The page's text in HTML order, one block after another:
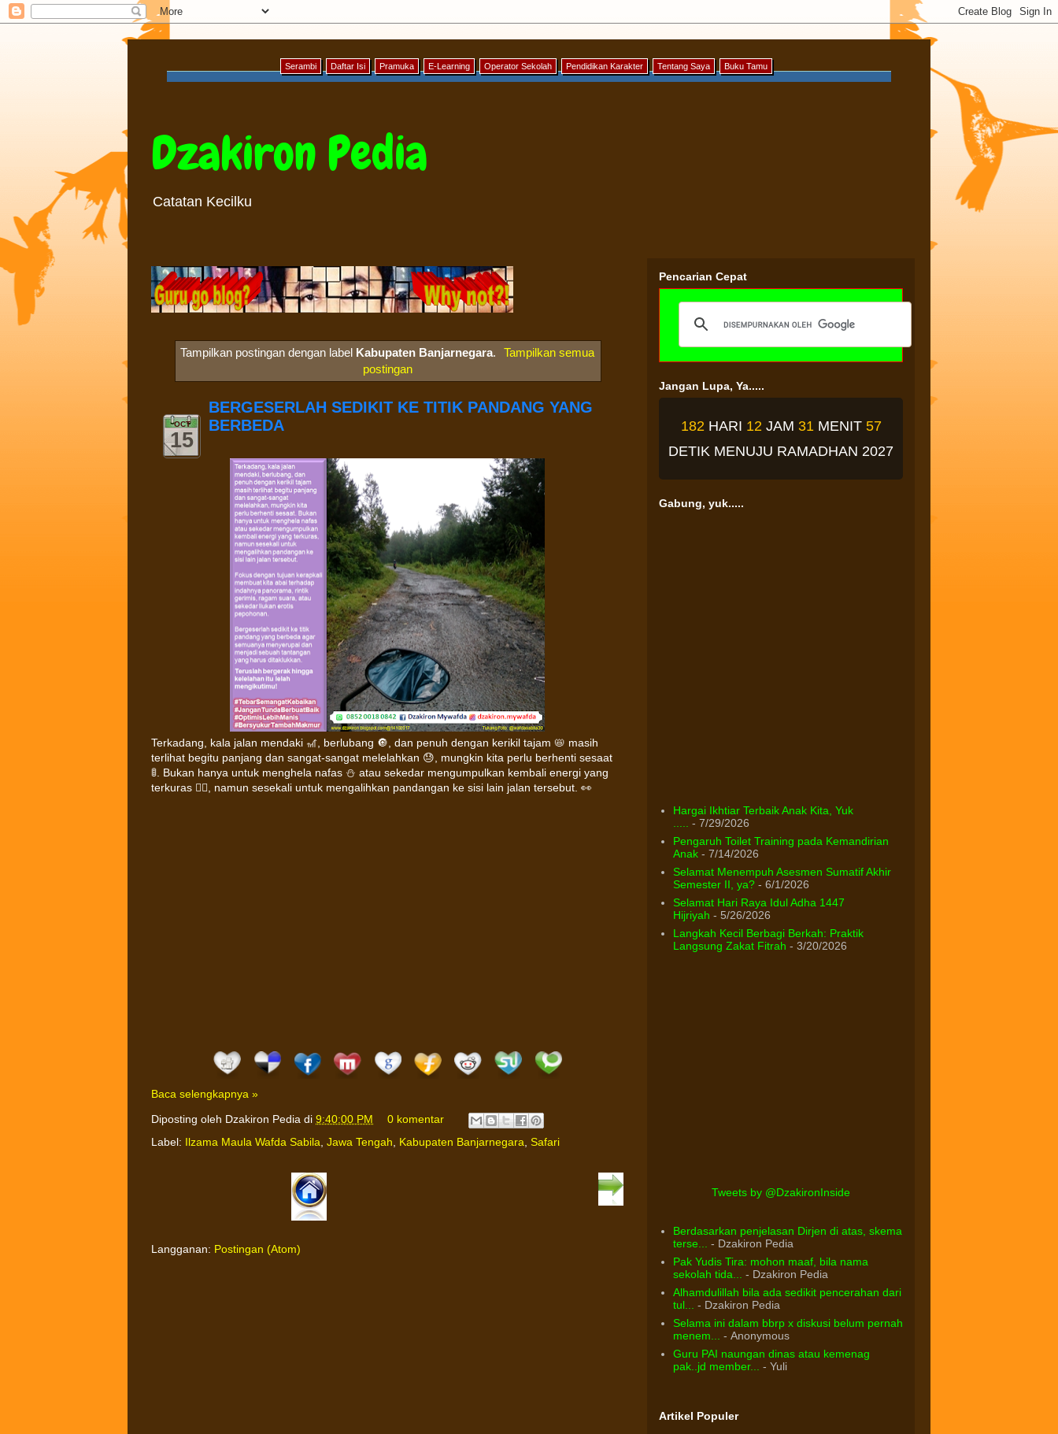
Serambi Daftar Isi Pramuka E-Learning Operator Sekolah Pendidikan Karakter Tentang Saya Buku Tamu
Dzakiron Pedia
Catatan Kecilku
Tampilkan postingan dengan label Kabupaten Banjarnegara.
Tampilkan semua
postingan
OCT
15
BERGESERLAH SEDIKIT KE TITIK PANDANG YANG
BERBEDA
Terkadang, kala jalan mendaki 🎢, berlubang 🔘, dan penuh dengan kerikil tajam 📛 masih
terlihat begitu panjang dan sangat-sangat melelahkan 😓, mungkin kita perlu berhenti sesaat
🚦. Bukan hanya untuk menghela nafas ⛄ atau sekedar mengumpulkan kembali energi yang
terkuras 🏋🏻, namun sesekali untuk mengalihkan pandangan ke sisi lain jalan tersebut. 👀
Baca selengkapnya »
Diposting oleh Dzakiron Pedia di 9:40:00 PM
0 komentar
Label: Ilzama Maula Wafda Sabila, Jawa Tengah, Kabupaten Banjarnegara, Safari
Langganan: Postingan (Atom)
Pencarian Cepat
Jangan Lupa, Ya.....
182 HARI 12 JAM 31 MENIT56
DETIK MENUJU RAMADHAN 2027
Gabung, yuk.....
Hargai Ikhtiar Terbaik Anak Kita, Yuk
- 7/29/2026
Pengaruh Toilet Training pada Kemandirian
Anak- 7/14/2026
Selamat Menempuh Asesmen Sumatif Akhir
Semester II, ya?- 6/1/2026
Selamat Hari Raya Idul Adha 1447
Hijriyah - 5/26/2026
Langkah Kecil Berbagi Berkah: Praktik
Langsung Zakat Fitrah - 3/20/2026
Tweets by @DzakironInside
Berdasarkan penjelasan Dirjen di atas, skema
terse...
- Dzakiron Pedia
Pak Yudis Tira: mohon maaf, bila nama
sekolah tida...
- Dzakiron Pedia
Alhamdulillah bila ada sedikit pencerahan dari
tul...
- Dzakiron Pedia
Selama ini dalam bbrp x diskusi belum pernah
menem...
- Anonymous
Guru PAI naungan dinas atau kemenag
pak..jd member...
- Yuli
Artikel Populer